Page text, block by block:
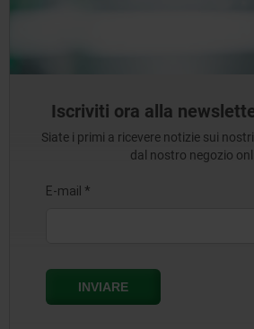
Iscriviti ora alla
Siate i primi a ricevere notizie sui
dal nostro negozio